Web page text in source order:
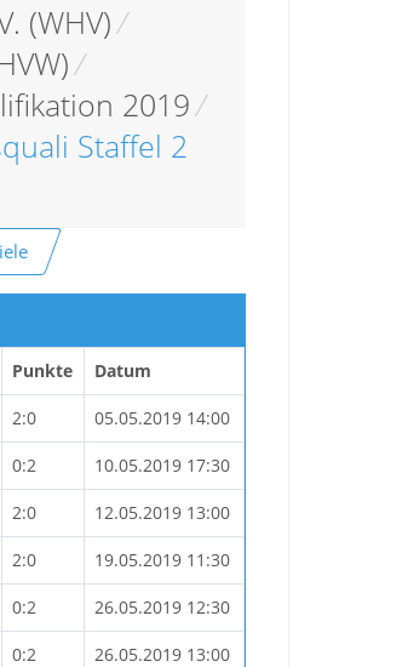
(WHV)/
/
2019/
Staffel 2
Punkte Datum
2:0 05.05.2019 14:00
0:2 10.05.2019 17:30
2:0 12.05.2019 13:00
2:0 19.05.2019 11:30
0:2 26.05.2019 12:30
0:2 26.05.2019 13:00